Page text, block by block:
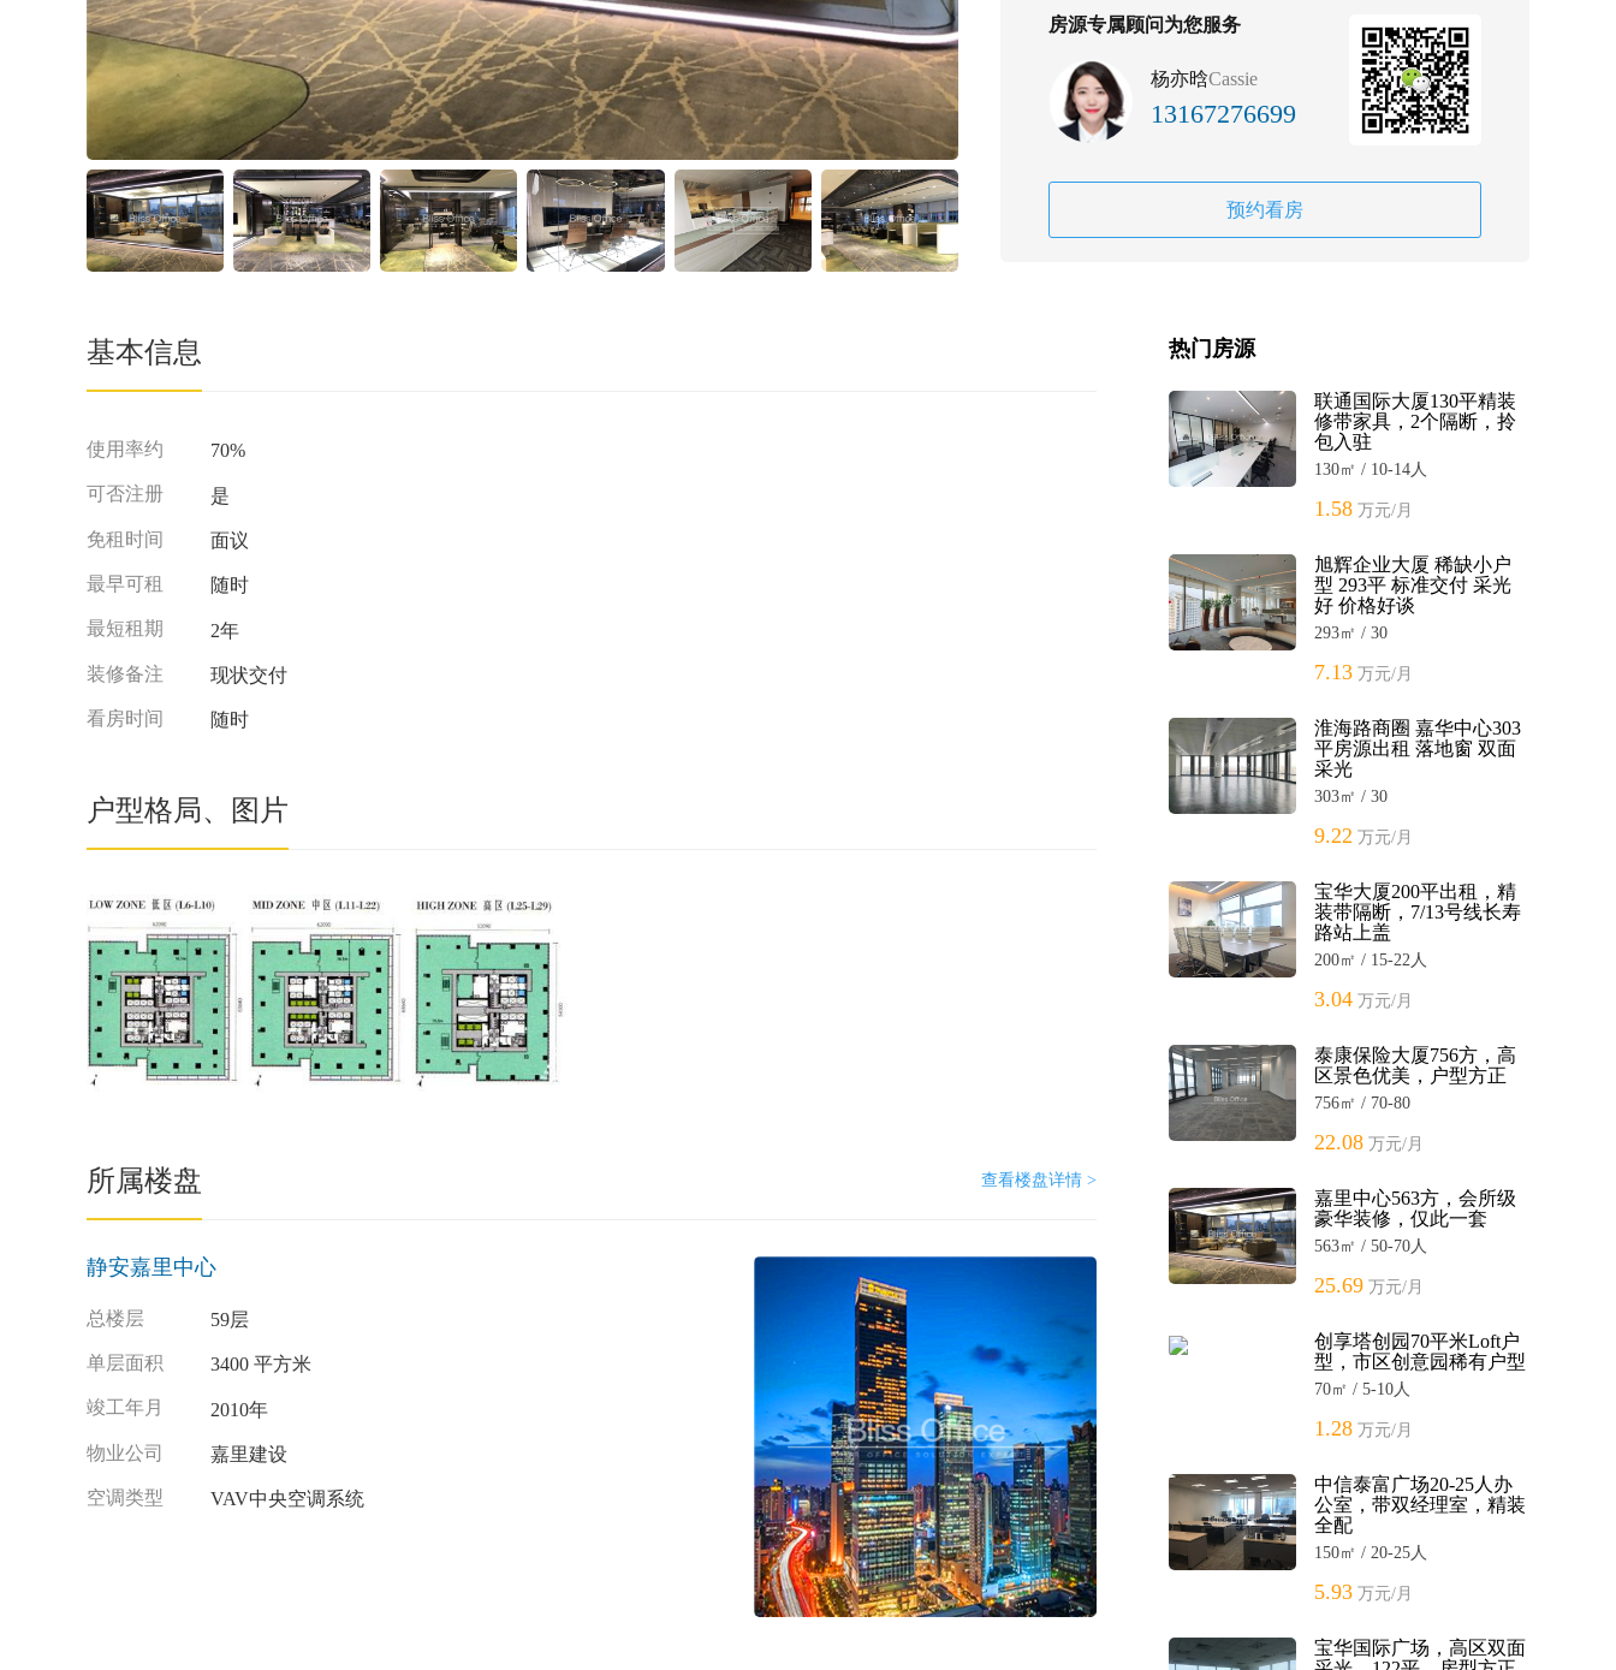
房源专属顾问为您服务
杨亦晗Cassie
13167276699
预约看房
基本信息
使用率约 70%
可否注册 是
免租时间 面议
最早可租 随时
最短租期 2年
装修备注 现状交付
看房时间 随时
户型格局、图片
所属楼盘 查看楼盘详情 >
静安嘉里中心
总楼层 59层
单层面积 3400 平方米
竣工年月 2010年
物业公司 嘉里建设
空调类型 VAV中央空调系统
热门房源
联通国际大厦130平精装
修带家具，2个隔断，拎
包入驻
130㎡ / 10-14人
1.58 万元/月
旭辉企业大厦 稀缺小户
型 293平 标准交付 采光
好 价格好谈
293㎡ / 30
7.13 万元/月
淮海路商圈 嘉华中心303
平房源出租 落地窗 双面
采光
303㎡ / 30
9.22 万元/月
宝华大厦200平出租，精
装带隔断，7/13号线长寿
路站上盖
200㎡ / 15-22人
3.04 万元/月
泰康保险大厦756方，高
区景色优美，户型方正
756㎡ / 70-80
22.08 万元/月
嘉里中心563方，会所级
豪华装修，仅此一套
563㎡ / 50-70人
25.69 万元/月
创享塔创园70平米Loft户
型，市区创意园稀有户型
70㎡ / 5-10人
1.28 万元/月
中信泰富广场20-25人办
公室，带双经理室，精装
全配
150㎡ / 20-25人
5.93 万元/月
宝华国际广场，高区双面